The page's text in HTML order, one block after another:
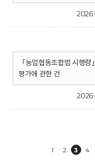
「농업협동조합법 시행
평가에 관한 건
1 2 3 4